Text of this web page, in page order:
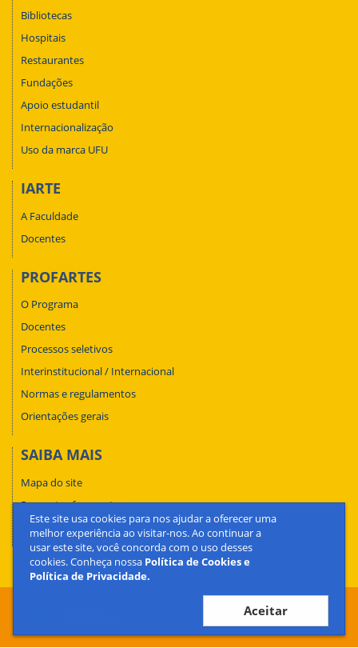
Este site usa cookies para nos ajudar a oferecer uma
melhor experiência ao visitar-nos. Ao continuar a
usar este site, você concorda com o uso desses
cookies. Conheça nossa Política de Cookies e
Política de Privacidade.
Aceitar
Bibliotecas
Hospitais
Restaurantes
Fundações
Apoio estudantil
Internacionalização
Uso da marca UFU
IARTE
A Faculdade
Docentes
PROFARTES
O Programa
Docentes
Processos seletivos
Interinstitucional / Internacional
Normas e regulamentos
Orientações gerais
SAIBA MAIS
Mapa do site
Perguntas frequentes
Fale conosco